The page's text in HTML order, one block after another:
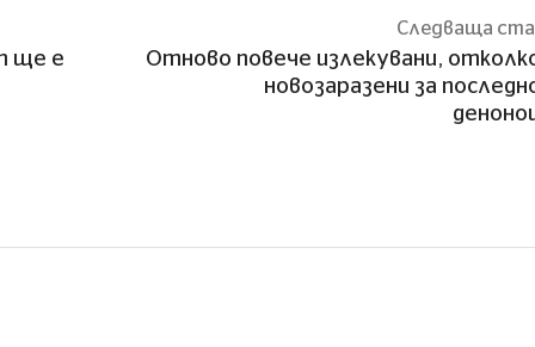
ще е
Следваща
Отново повече излекувани,
новозаразени за